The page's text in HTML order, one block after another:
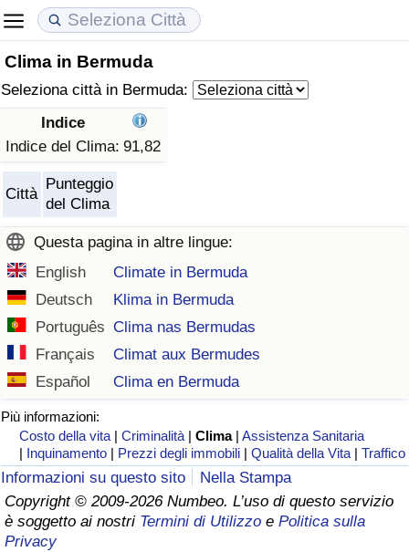
Clima in Bermuda
Seleziona città in Bermuda:
Indice
Indice del Clima: 91,82
Città
Punteggio
del Clima
Questa pagina in altre lingue:
English
Climate in Bermuda
Deutsch
Klima in Bermuda
Português Clima nas Bermudas
Français
Climat aux Bermudes
Español
Clima en Bermuda
Più informazioni:
Costo della vita |Criminalità |Clima |Assistenza Sanitaria
| Inquinamento | Prezzi degli immobili |Qualità della Vita |Traffico
Informazioni su questo sito
Nella Stampa
Copyright © 2009-2026 Numbeo. L’uso di questo servizio
è soggetto ai nostri Termini di Utilizzo e Politica sulla
Privacy
Costo della vita
Indice Del Costo Della Vita (corrente)
Indice Del Costo Della Vita
Indice del Costo della Vita per Nazione
ad Aqaba
Prezzi degli immobili
Indice del Prezzo delle Case (Corrente)
Indice del Prezzo delle Case
Indice del Prezzo delle Case per Nazione
Qualità della Vita
Indice della Qualità della Vita
Indice della Qualità della Vita (Corrente)
Indice della qualità della vita per Paese
Criminalità
Indice del Tasso di Criminalità (Corrente)
Indice della Criminalità
Indice di criminalità per paese
Assistenza Sanitaria
Indice dell’Assistenza Sanitaria (Corrente)
Indice dell’Assistenza Sanitaria